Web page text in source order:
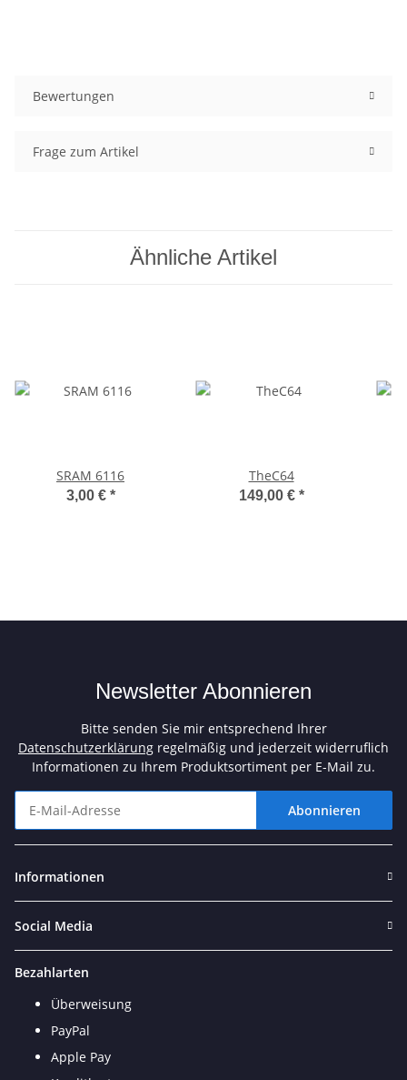
Bewertungen
Frage zum Artikel
Ähnliche Artikel
SRAM 6116
3,00 € *
TheC64
149,00 € *
Newsletter Abonnieren
Bitte senden Sie mir entsprechend Ihrer
Datenschutzerklärung regelmäßig und jederzeit widerruflich
Informationen zu Ihrem Produktsortiment per E-Mail zu.
Abonnieren
Informationen
Social Media
Bezahlarten
Überweisung
PayPal
Apple Pay